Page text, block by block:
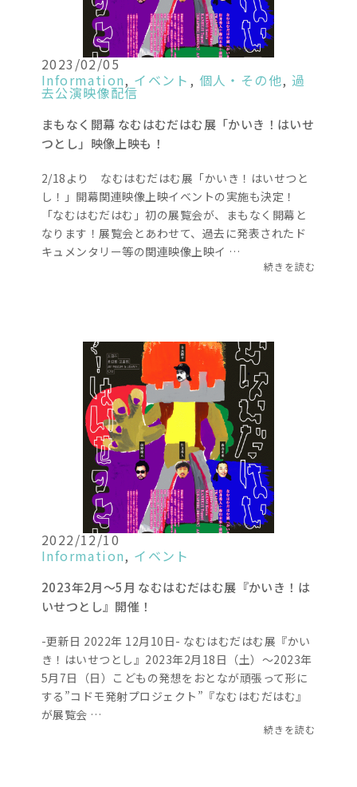
2023/02/05
Information, イベント , 個人・その他, 過
去公演映像配信
まもなく開幕 なむはむだはむ展「かいき！はいせ
つとし」映像上映も！
2/18より なむはむだはむ展「かいき！はいせつと
し！」開幕関連映像上映イベントの実施も決定！
「なむはむだはむ」初の展覧会が、まもなく開幕と
なります！展覧会とあわせて、過去に発表されたド
キュメンタリー等の関連映像上映イ …
続きを読む
2022/12/10
Information, イベント
2023年2月～5月 なむはむだはむ展『かいき！は
いせつとし』開催！
-更新日 2022年 12月10日- なむはむだはむ展『かい
き！はいせつとし』2023年2月18日（土）～2023年
5月7日（日）こどもの発想をおとなが頑張って形に
する”コドモ発射プロジェクト”『なむはむだはむ』
が展覧会 …
続きを読む